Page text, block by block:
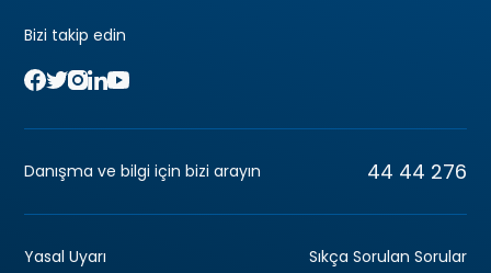
Bizi takip edin
Danışma ve bilgi için bizi arayın 44 44 276
Yasal Uyarı Sıkça Sorulan Sorular